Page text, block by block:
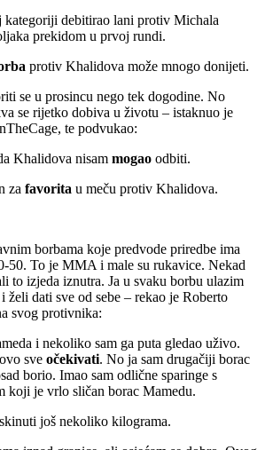
kategoriji debitirao lani protiv Michala
prekidom u prvoj rundi.
protiv Khalidova može mnogo donijeti.
se u prosincu nego tek dogodine. No
se rijetko dobiva u životu – istaknuo je
te podvukao:
Khalidova nisam mogao odbiti.
za favorita u meču protiv Khalidova.
borbama koje predvode priredbe ima
50. To je MMA i male su rukavice. Nekad
to izjeda iznutra. Ja u svaku borbu ulazim
želi dati sve od sebe – rekao je Roberto
svog protivnika:
i nekoliko sam ga puta gledao uživo.
sve očekivati. No ja sam drugačiji borac
borio. Imao sam odlične sparinge s
koji je vrlo sličan borac Mamedu.
još nekoliko kilograma.